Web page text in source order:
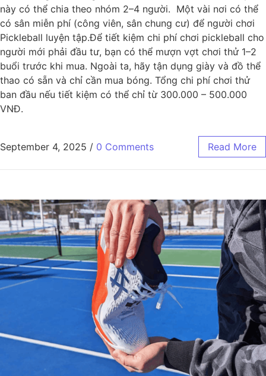
này có thể chia theo nhóm 2–4 người. Một vài nơi có thể
có sân miễn phí (công viên, sân chung cư) để người chơi
Pickleball luyện tập.Để tiết kiệm chi phí chơi pickleball cho
người mới phải đầu tư, bạn có thể mượn vợt chơi thử 1–2
buổi trước khi mua. Ngoài ta, hãy tận dụng giày và đồ thể
thao có sẵn và chỉ cần mua bóng. Tổng chi phí chơi thử
ban đầu nếu tiết kiệm có thể chỉ từ 300.000 – 500.000
VNĐ.
September 4, 2025 / 0 Comments Read More